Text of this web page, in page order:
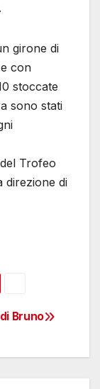
girone di
con
stoccate
sono stati
Trofeo
direzione di
Bruno